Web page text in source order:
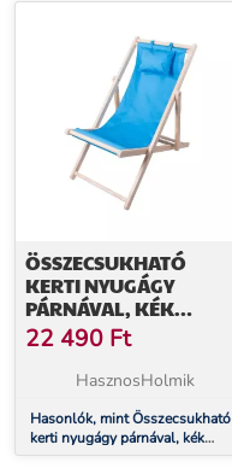
ÖSSZECSUKHATÓ
KERTI NYUGÁGY
PÁRNÁVAL, KÉK
SZÍNBEN
22 490 Ft
HasznosHolmik
Hasonlók, mint Összecsukható
kerti nyugágy párnával, kék
színben